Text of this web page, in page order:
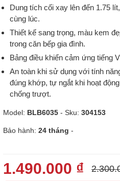
Dung tích cối xay lên đến 1.75
cùng lúc.
Thiết kế sang trọng, màu kem
trong căn bếp gia đình.
Bảng điều khiển cảm ứng tiếng
An toàn khi sử dụng với tính
đúng khớp, tự ngắt khi hoạt
chống trượt.
Model: BLB6035 - Sku: 304153
Bảo hành: 24 tháng -
1.490.000 ₫